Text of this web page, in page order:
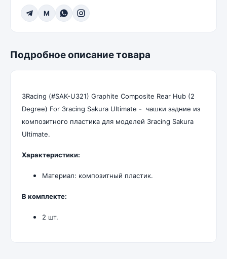
M
Подробное описание товара
3Racing (#SAK-U321) Graphite Composite Rear Hub (2
Degree) For 3racing Sakura Ultimate - чашки задние из
композитного пластика для моделей 3racing Sakura
Ultimate.
Характеристики:
Материал: композитный пластик.
В комплекте:
2 шт.